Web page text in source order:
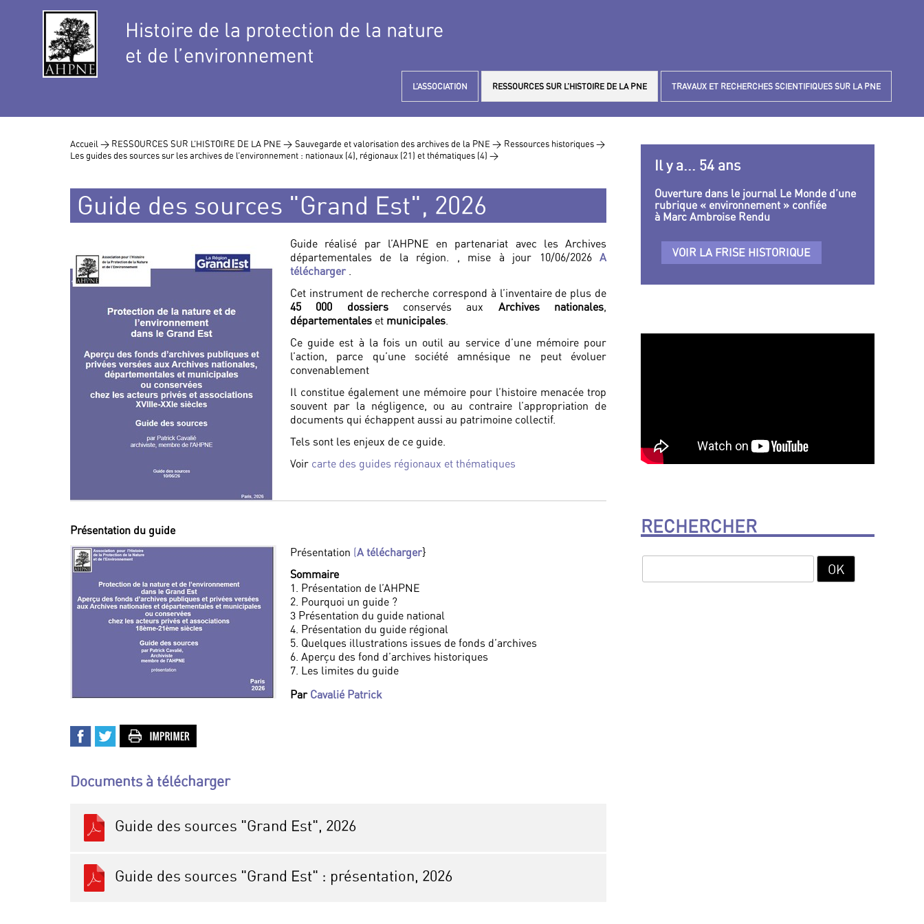
Histoire de la protection de la nature
et de l’environnement
L’ASSOCIATION RESSOURCES SUR L’HISTOIRE DE LA PNE TRAVAUX ET RECHERCHES SCIENTIFIQUES SUR LA PNE
Accueil > RESSOURCES SUR L’HISTOIRE DE LA PNE > Sauvegarde et valorisation des archives de la PNE > Ressources historiques >
Les guides des sources sur les archives de l’environnement : nationaux (4), régionaux (21) et thématiques (4) >
Guide des sources "Grand Est", 2026
Guide réalisé par l’AHPNE en partenariat avec les Archives
départementales de la région. , mise à jour 10/06/2026 A
télécharger.
Cet instrument de recherche correspond à l’inventaire de plus de
45 000 dossiers conservés aux Archives nationales,
départementales et municipales.
Ce guide est à la fois un outil au service d’une mémoire pour
l’action, parce qu’une société amnésique ne peut évoluer
convenablement
Il constitue également une mémoire pour l’histoire menacée trop
souvent par la négligence, ou au contraire l’appropriation de
documents qui échappent aussi au patrimoine collectif.
Tels sont les enjeux de ce guide.
Voir carte des guides régionaux et thématiques
Présentation du guide
Présentation (A télécharger}
Sommaire
1. Présentation de l’AHPNE
2. Pourquoi un guide ?
3 Présentation du guide national
4. Présentation du guide régional
5. Quelques illustrations issues de fonds d’archives
6. Aperçu des fond d’archives historiques
7. Les limites du guide
Par Cavalié Patrick
Documents à télécharger
Guide des sources "Grand Est", 2026
Guide des sources "Grand Est" : présentation, 2026
Il y a... 54 ans
Ouverture dans le journal Le Monde d’une
rubrique « environnement » confiée
à Marc Ambroise Rendu
VOIR LA FRISE HISTORIQUE
RECHERCHER